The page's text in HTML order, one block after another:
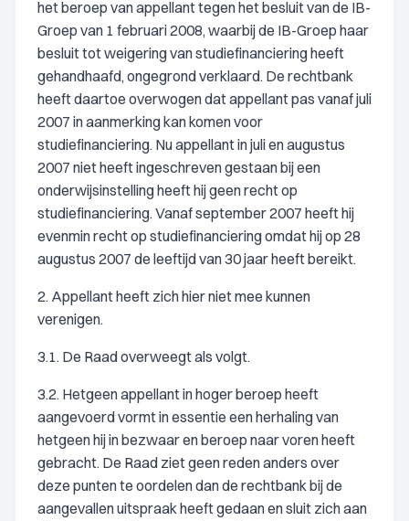
het beroep van appellant tegen het besluit van de IB-
Groep van 1 februari 2008, waarbij de IB-Groep haar
besluit tot weigering van studiefinanciering heeft
gehandhaafd, ongegrond verklaard. De rechtbank
heeft daartoe overwogen dat appellant pas vanaf juli
2007 in aanmerking kan komen voor
studiefinanciering. Nu appellant in juli en augustus
2007 niet heeft ingeschreven gestaan bij een
onderwijsinstelling heeft hij geen recht op
studiefinanciering. Vanaf september 2007 heeft hij
evenmin recht op studiefinanciering omdat hij op 28
augustus 2007 de leeftijd van 30 jaar heeft bereikt.
2. Appellant heeft zich hier niet mee kunnen
verenigen.
3.1. De Raad overweegt als volgt.
3.2. Hetgeen appellant in hoger beroep heeft
aangevoerd vormt in essentie een herhaling van
hetgeen hij in bezwaar en beroep naar voren heeft
gebracht. De Raad ziet geen reden anders over
deze punten te oordelen dan de rechtbank bij de
aangevallen uitspraak heeft gedaan en sluit zich aan